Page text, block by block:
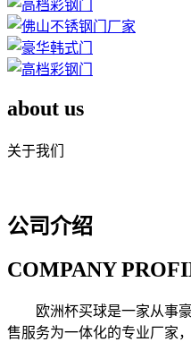
about us
关于我们
公司介绍
COMPANY
欧洲杯买球是一家从事
售服务为一体化的专业厂家